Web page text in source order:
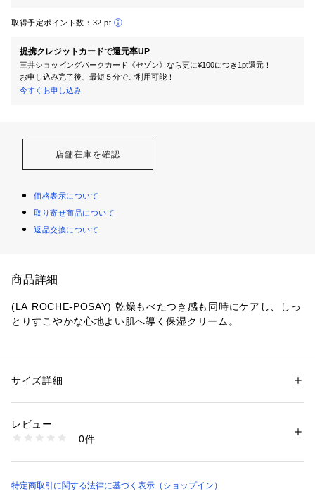
取得予定ポイント数： 32 pt
提携クレジットカードで還元率UP
三井ショッピングパークカード《セゾン》なら更に¥100につき1pt還元！
お申し込み完了後、最短５分でご利用可能！
今すぐお申し込み
店舗在庫を確認
価格表示について
取り寄せ商品について
返品交換について
商品詳細
(LA ROCHE-POSAY) 乾燥もべたつき感も同時にケアし、しっ
とりすこやかな心地よい肌へ導く保湿クリーム。
カテゴリー：
3337875777797 （ショップ）
サイズ詳細
レビュー
0件
特定商取引に関する法律に基づく表示（ショップイン）